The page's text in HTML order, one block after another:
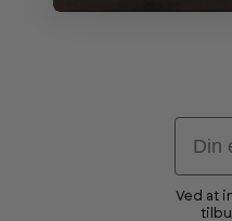
Email
Ved at